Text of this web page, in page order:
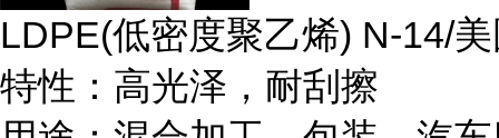
LDPE(低密度聚乙烯) N-14/
特性：高光泽，耐刮擦